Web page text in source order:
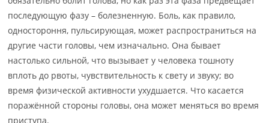
последующую фазу – болезненную. Боль, как правило,
одностороння, пульсирующая, может распространиться на
другие части головы, чем изначально. Она бывает
настолько сильной, что вызывает у человека тошноту
вплоть до рвоты, чувствительность к свету и звуку; во
время физической активности ухудшается. Что касается
поражённой стороны головы, она может меняться во время
приступа.